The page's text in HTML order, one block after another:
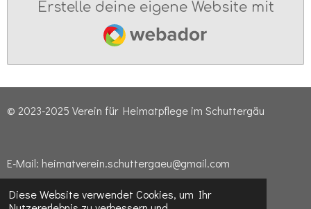
Diese Website verwendet Cookies, um Ihr
Erstelle deine eigene Website mit
Webador
© 2023-2025 Verein für Heimatpflege im Schuttergäu
E-Mail: heimatverein.schuttergaeu@gmail.com